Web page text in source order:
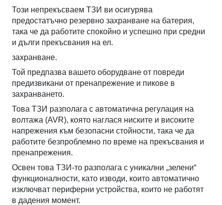
Този непрекъсваем ТЗИ ви осигурява
предостатъчно резервно захранване на батерия,
така че да работите спокойно и успешно при средни
и дълги прекъсвания на ел.
захранване.
Той предпазва вашето оборудване от повреди
предизвикани от пренапрежение и пикове в
захранването.
Това ТЗИ разполага с автоматична регулация на
волтажа (AVR), която наглася ниските и високите
напрежения към безопасни стойности, така че да
работите безпроблемно по време на прекъсвания и
пренапрежения.
Освен това ТЗИ-то разполага с уникални „зелени“
функционалности, като изводи, които автоматично
изключват периферни устройства, които не работят
в дадения момент.